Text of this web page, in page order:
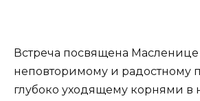
Встреча посвящена
неповторимому и радостному
глубоко уходящему корнями в